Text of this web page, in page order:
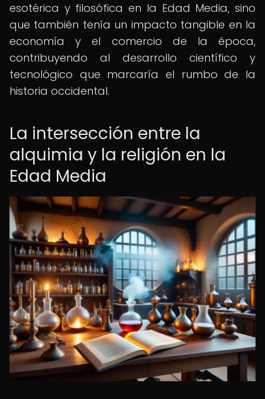
esotérica y filosófica en la Edad Media, sino
que también tenía un impacto tangible en la
economía y el comercio de la época,
contribuyendo al desarrollo científico y
tecnológico que marcaría el rumbo de la
historia occidental.
La intersección entre la
alquimia y la religión en la
Edad Media